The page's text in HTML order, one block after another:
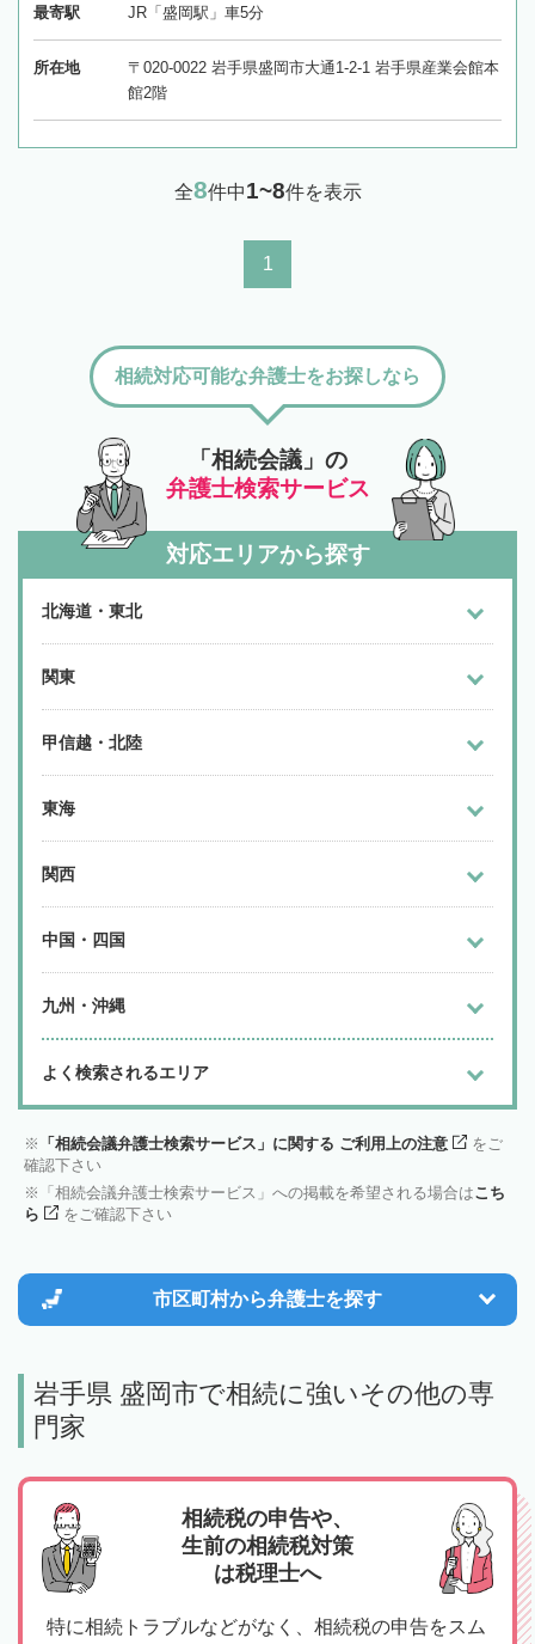
最寄駅 JR「盛岡駅」車5分
所在地
〒020-0022 岩手県盛岡市大通1-2-1 岩手県産業会館本
館2階
全8件中1~8件を表示
1
「相続会議」の
弁護士検索サービス
相続対応可能な弁護士をお探しなら
対応エリアから探す
北海道・東北
関東
甲信越・北陸
東海
関西
中国・四国
九州・沖縄
よく検索されるエリア
「相続会議弁護士検索サービス」に関する ご利用上の注意
をご
確認下さい
「相続会議弁護士検索サービス」への掲載を希望される場合はこち
ら
をご確認下さい
市区町村から弁護士を探す
岩手県 盛岡市で相続に強いその他の専
門家
相続税の申告や、
生前の相続税対策
は税理士へ
特に相続トラブルなどがなく、相続税の申告をスム